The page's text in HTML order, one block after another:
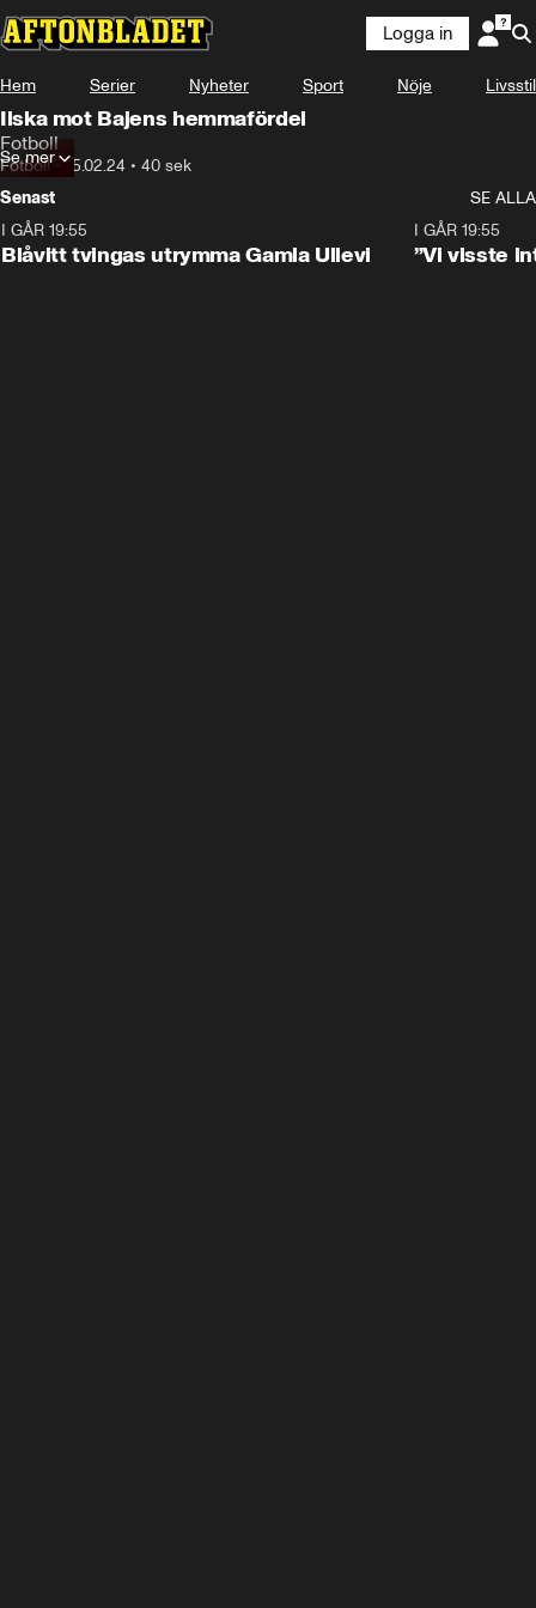
Logga in
Hem Serier Nyheter Sport Nöje Livsstil
Ilska mot Bajens hemmafördel
Fotboll
Fotboll•15.02.24 • 40 sek
Se mer
Senast
SE ALLA
I GÅR 19:55
Blåvitt tvingas utrymma Gamla Ullevi
I GÅR 19:55
”Vi visste